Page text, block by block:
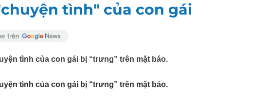
tình" của con gái
tình của con gái bị “trưng” trên mặt báo.
tình của con gái bị “trưng” trên mặt báo.